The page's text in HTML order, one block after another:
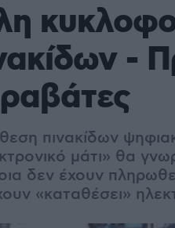
-
πινακίδων
μάτι» θα
δεν έχουν
«καταθέσει»